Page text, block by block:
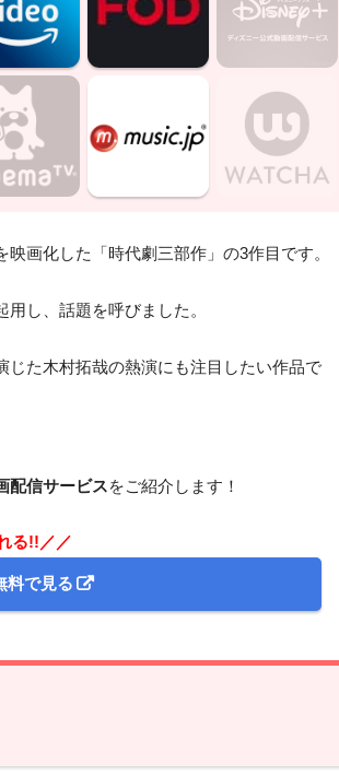
画化した「時代劇三部作」の3作目です。
し、話題を呼びました。
じた木村拓哉の熱演にも注目したい作品で
配信サービスをご紹介します！
る!!／／
料で見る
サービスは？